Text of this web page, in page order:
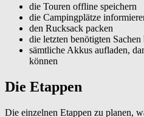
die Touren offline speichern
die Campingplätze
den Rucksack packen
die letzten benötigten Sachen
sämtliche Akkus aufladen,
können
Die Etappen
Die einzelnen Etappen zu planen,